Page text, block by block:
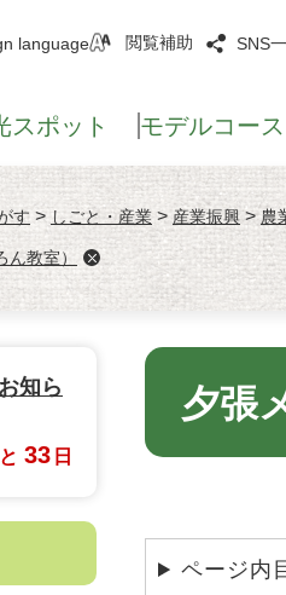
language 閲覧補助 SNS
スポット モデルコース
す > しごと・産業 > 産業振興 >農
教室）
本
夕張
ページ内
知ら
33 日